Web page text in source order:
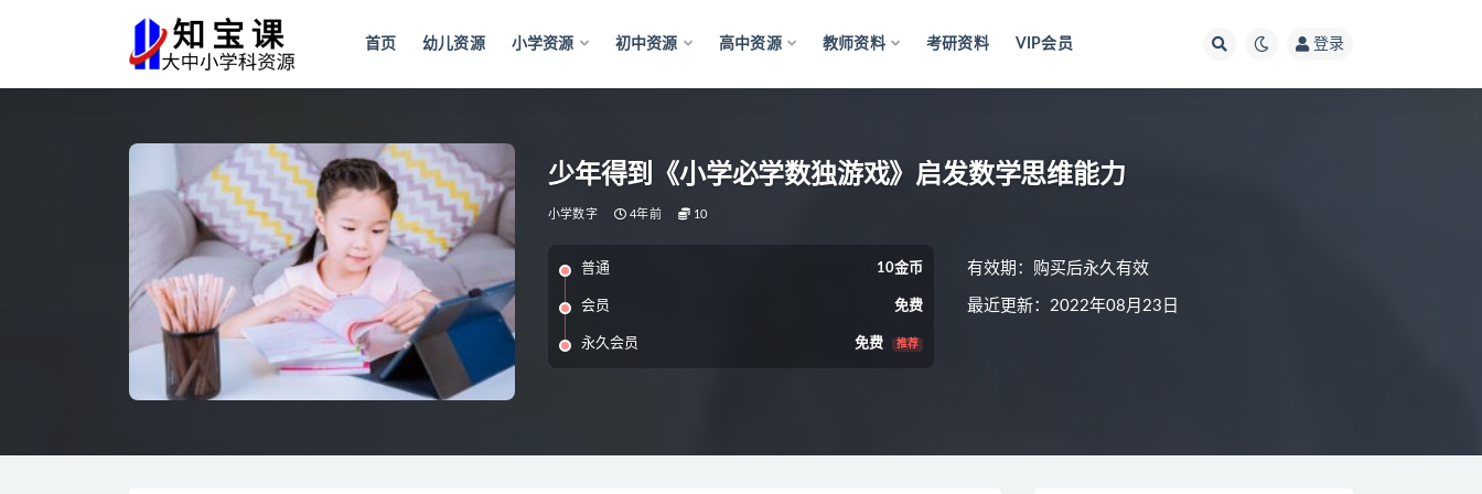
首页 幼儿资源 小学资源 初中资源 高中资源 教师资料 考研资料 VIP会员 登录
少年得到《小学必学数独游戏》启发数学思维能力
小学数字 4年前 10
普通 10金币
会员 免费
永久会员 免费 推荐
有效期：购买后永久有效
最近更新：2022年08月23日